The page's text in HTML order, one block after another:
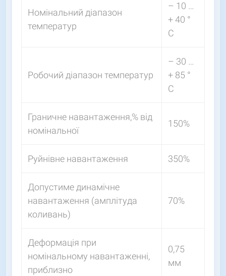
Номінальний діапазон
температур
– 10 …
+ 40 °
С
Робочий діапазон температур
– 30 …
+ 85 °
С
Граничне навантаження,% від
номінальної
150%
Руйнівне навантаження 350%
Допустиме динамічне
навантаження (амплітуда
коливань)
70%
Деформація при
номінальному навантаженні,
приблизно
0,75
мм